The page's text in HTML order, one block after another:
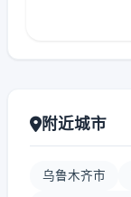
附近城市
乌鲁木齐市